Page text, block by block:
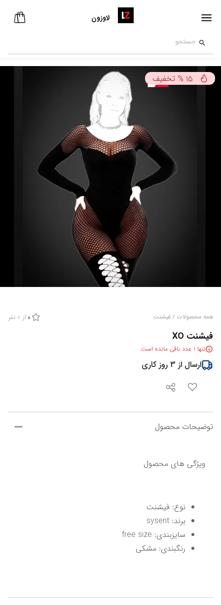
لاوزون
15
% تخفیف
همه محصولات / فیشنت 0 از 0 نفر
فیشنت XO
تنها 1 عدد باقی مانده است.
ارسال از 3 روز کاری
توضیحات محصول
ویژگی های محصول
نوع: فیشنت
برند: sysent
سایزبندی: free size
رنگبندی: مشکی